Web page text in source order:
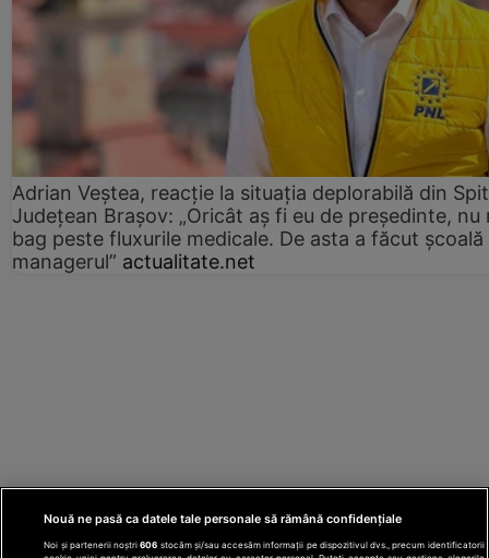
Adrian Veștea, reacție la situația deplorabilă din
Județean Brașov: „Oricât aș fi eu de președinte, nu
bag peste fluxurile medicale. De asta a făcut școală
managerul” actualitate.net
Nouă ne pasă ca datele tale personale să rămână confidențiale
Noi și partenerii noștri606 stocăm și/sau accesăm informații pe dispozitivul dvs., precum identificatorii